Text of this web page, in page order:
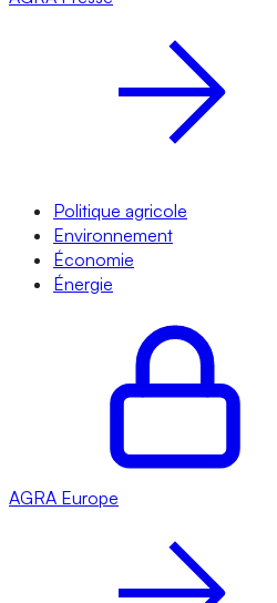
Politique agricole
Environnement
Économie
Énergie
AGRA Europe